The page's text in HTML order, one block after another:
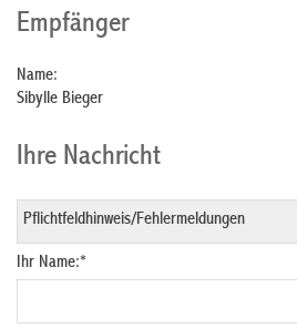
Empfänger
Name:
Sibylle Bieger
Ihre Nachricht
Ihr Name:*